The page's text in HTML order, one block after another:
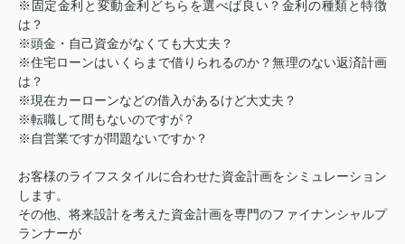
※固定金利と変動金利どちらを選べば良い？金利の種類と特徴
は？
※頭金・自己資金がなくても大丈夫？
※住宅ローンはいくらまで借りられるのか？無理のない返済計画
は？
※現在カーローンなどの借入があるけど大丈夫？
※転職して間もないのですが？
※自営業ですが問題ないですか？
お客様のライフスタイルに合わせた資金計画をシミュレーション
します。
その他、将来設計を考えた資金計画を専門のファイナンシャルプ
ランナーが